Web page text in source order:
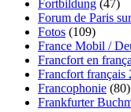
Fortbildung (47)
Forum de Paris
Fotos (109)
France Mobil /
Francfort en
Francfort français
Francophonie (80)
Frankfurter